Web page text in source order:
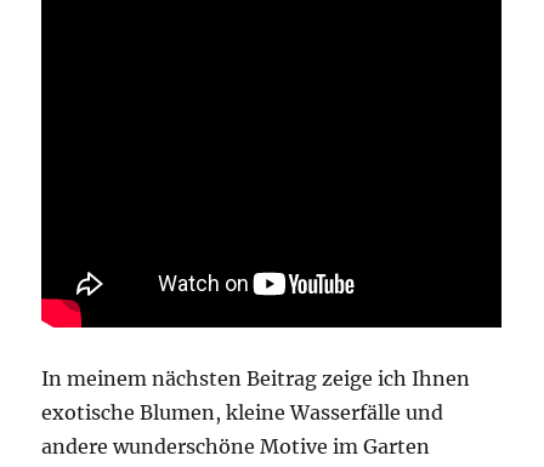
In meinem nächsten Beitrag zeige ich Ihnen
exotische Blumen, kleine Wasserfälle und
andere wunderschöne Motive im Garten